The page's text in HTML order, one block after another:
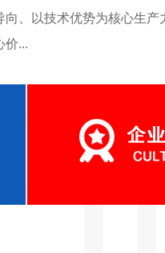
向、以技术优势为核心生
...